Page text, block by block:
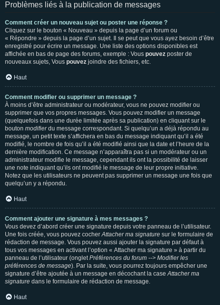
Problèmes liés à la publication de messages
Comment créer un nouveau sujet ou poster une réponse ?
Cliquez sur le bouton « Nouveau » depuis la page d’un forum ou
« Répondre » depuis la page d’un sujet. Il se peut que vous ayez besoin d’être
enregistré pour écrire un message. Une liste des options disponibles est
affichée en bas de page des forums, exemple : Vous pouvez poster de
nouveaux sujets, Vous pouvez joindre des fichiers, etc.
Haut
Comment modifier ou supprimer un message ?
À moins d’être administrateur ou modérateur, vous ne pouvez modifier ou
supprimer que vos propres messages. Vous pouvez modifier un message
(quelquefois dans une durée limitée après sa publication) en cliquant sur le
bouton modifierdu message correspondant. Si quelqu’un a déjà répondu au
message, un petit texte s’affichera en bas du message indiquant qu’il a été
modifié, le nombre de fois qu’il a été modifié ainsi que la date et l’heure de la
dernière modification. Ce message n’apparaîtra pas si un modérateur ou un
administrateur modifie le message, cependant ils ont la possibilité de laisser
une note indiquant qu’ils ont modifié le message de leur propre initiative.
Notez que les utilisateurs ne peuvent pas supprimer un message une fois que
quelqu’un y a répondu.
Haut
Comment ajouter une signature à mes messages ?
Vous devez d’abord créer une signature depuis votre panneau de l’utilisateur.
Une fois créée, vous pouvez cocherAttacher ma signature sur le formulaire de
rédaction de message. Vous pouvez aussi ajouter la signature par défaut à
tous vos messages en activant l’option « Attacher ma signature » à partir du
panneau de l’utilisateur (ongletPréférences du forum --> Modifier les
préférences de message). Par la suite, vous pourrez toujours empêcher une
signature d’être ajoutée à un message en décochant la caseAttacher ma
signature dans le formulaire de rédaction de message.
Haut